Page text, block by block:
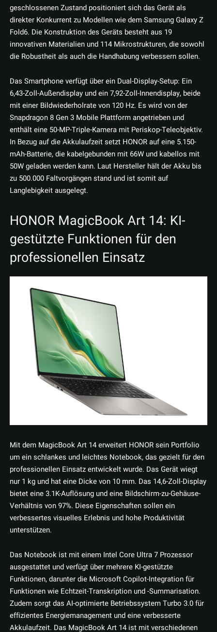
geschlossenen Zustand positioniert sich das Gerät als
direkter Konkurrent zu Modellen wie dem Samsung Galaxy Z
Fold6. Die Konstruktion des Geräts besteht aus 19
innovativen Materialien und 114 Mikrostrukturen, die sowohl
die Robustheit als auch die Handhabung verbessern sollen.
Das Smartphone verfügt über ein Dual-Display-Setup: Ein
6,43-Zoll-Außendisplay und ein 7,92-Zoll-Innendisplay, beide
mit einer Bildwiederholrate von 120 Hz. Es wird von der
Snapdragon 8 Gen 3 Mobile Plattform angetrieben und
enthält eine 50-MP-Triple-Kamera mit Periskop-Teleobjektiv.
In Bezug auf die Akkulaufzeit setzt HONOR auf eine 5.150-
mAh-Batterie, die kabelgebunden mit 66W und kabellos mit
50W geladen werden kann. Laut Hersteller hält der Akku bis
zu 500.000 Faltvorgängen stand und ist somit auf
Langlebigkeit ausgelegt.
HONOR MagicBook Art 14: KI-
gestützte Funktionen für den
professionellen Einsatz
Mit dem MagicBook Art 14 erweitert HONOR sein Portfolio
um ein schlankes und leichtes Notebook, das gezielt für den
professionellen Einsatz entwickelt wurde. Das Gerät wiegt
nur 1 kg und hat eine Dicke von 10 mm. Das 14,6-Zoll-Display
bietet eine 3.1K-Auflösung und eine Bildschirm-zu-Gehäuse-
Verhältnis von 97%. Diese Eigenschaften sollen ein
verbessertes visuelles Erlebnis und hohe Produktivität
unterstützen.
Das Notebook ist mit einem Intel Core Ultra 7 Prozessor
ausgestattet und verfügt über mehrere KI-gestützte
Funktionen, darunter die Microsoft Copilot-Integration für
Funktionen wie Echtzeit-Transkription und -Summarisation.
Zudem sorgt das AI-optimierte Betriebssystem Turbo 3.0 für
effizientes Energiemanagement und eine verbesserte
Akkulaufzeit. Das MagicBook Art 14 ist mit verschiedenen